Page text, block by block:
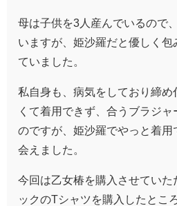
母は子供を3人産んでいるので
いますが、姫沙羅だと優しく包
ていました。
私自身も、病気をしており締め
くて着用できず、合うブラジ
のですが、姫沙羅でやっと着用
会えました。
今回は乙女椿を購入させていた
ックのTシャツを購入したとこ